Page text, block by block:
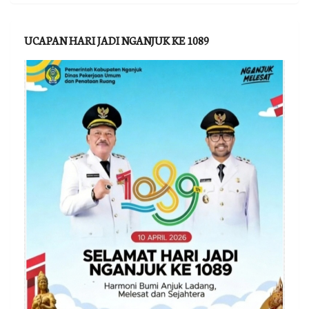
UCAPAN HARI JADI NGANJUK KE 1089